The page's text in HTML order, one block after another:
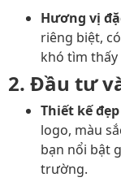
Hương vị
riêng biệt,
khó tìm thấy
2. Đầu tư
Thiết kế
logo, màu
bạn nổi bật
trường.